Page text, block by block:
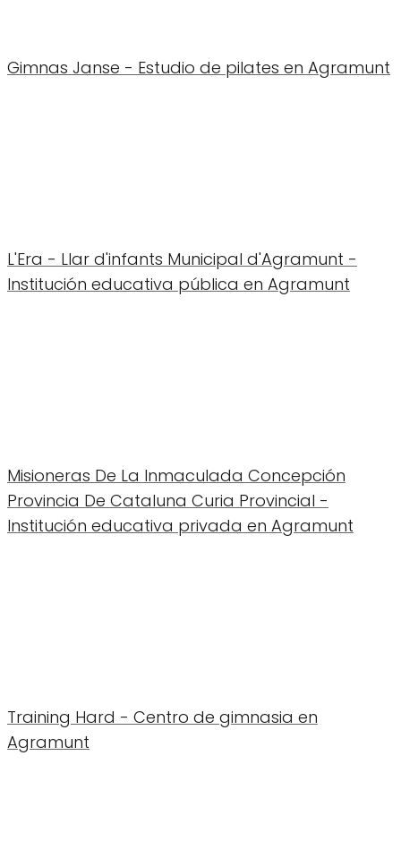
Gimnas Janse - Estudio de pilates en Agramunt
L'Era - Llar d'infants Municipal d'Agramunt -
Institución educativa pública en Agramunt
Misioneras De La Inmaculada Concepción
Provincia De Cataluna Curia Provincial -
Institución educativa privada en Agramunt
Training Hard - Centro de gimnasia en
Agramunt